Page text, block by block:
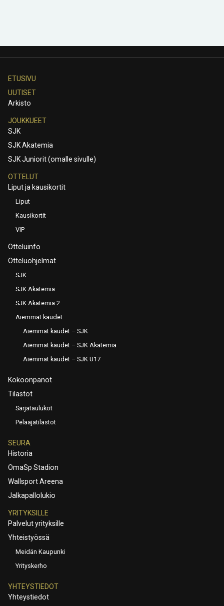
ETUSIVU
UUTISET
Arkisto
JOUKKUEET
SJK
SJK Akatemia
SJK Juniorit (omalle sivulle)
OTTELUT
Liput ja kausikortit
Liput
Kausikortit
VIP
Otteluinfo
Otteluohjelmat
SJK
SJK Akatemia
SJK Akatemia 2
Aiemmat kaudet
Aiemmat kaudet – SJK
Aiemmat kaudet – SJK Akatemia
Aiemmat kaudet – SJK U17
Kokoonpanot
Tilastot
Sarjataulukot
Pelaajatilastot
SEURA
Historia
OmaSp Stadion
Wallsport Areena
Jalkapallolukio
YRITYKSILLE
Palvelut yrityksille
Yhteistyössä
Meidän Kaupunki
Yrityskerho
YHTEYSTIEDOT
Yhteystiedot